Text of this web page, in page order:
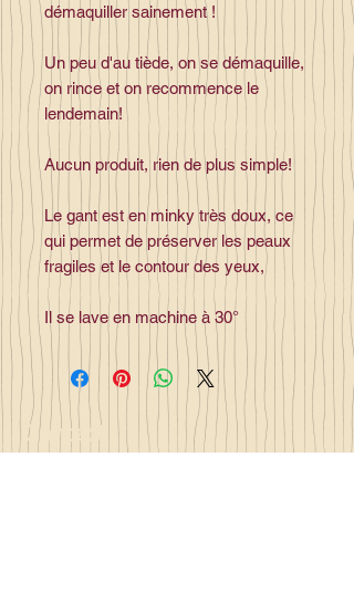
démaquiller sainement !
Un peu d'au tiède, on se démaquille,
on rince et on recommence le
lendemain!
Aucun produit, rien de plus simple!
Le gant est en minky très doux, ce
qui permet de préserver les peaux
fragiles et le contour des yeux,
Il se lave en machine à 30°
Contact